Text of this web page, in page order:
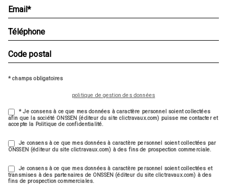
* champs obligatoires
politique de gestion des données
* Je consens à ce que mes données à caractère personnel soient collectées
afin que la société ONSSEN (éditeur du site clictravaux.com) puisse me contacter et
accepte la Politique de confidentialité.
Je consens à ce que mes données à caractère personnel soient collectées par
ONSSEN (éditeur du site clictravaux.com) à des fins de prospection commerciale.
Je consens à ce que mes données à caractère personnel soient collectées et
transmises à des partenaires de ONSSEN (éditeur du site clictravaux.com) à des
fins de prospection commerciales.